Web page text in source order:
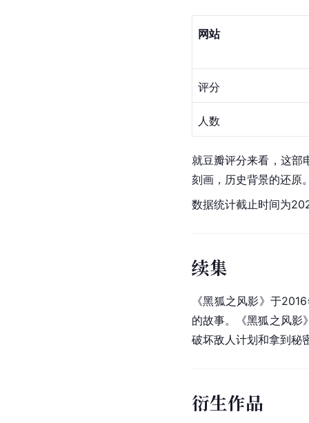
网站
评分
人数
就豆瓣评分来看，这部
刻画，历史背景的还原
数据统计截止时间为
续集
《黑狐之风影》于
的故事。《黑狐之风影
破坏敌人计划和拿到秘
衍生作品